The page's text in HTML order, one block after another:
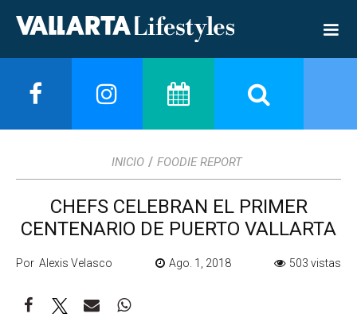
INICIO / FOODIE REPORT
CHEFS CELEBRAN EL PRIMER
CENTENARIO DE PUERTO VALLARTA
Por Alexis Velasco Ago. 1, 2018 503 vistas